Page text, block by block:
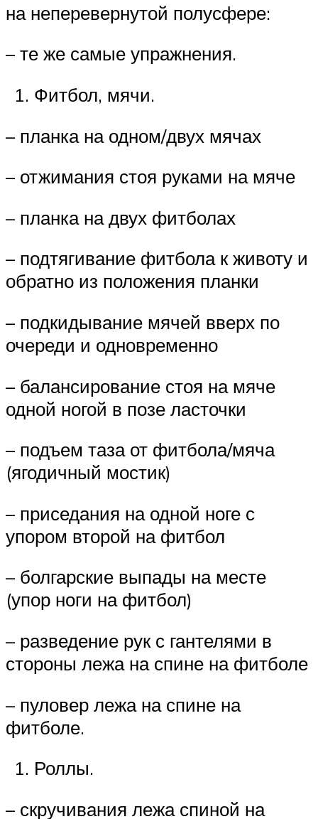
на неперевернутой полусфере:
– те же самые упражнения.
Фитбол, мячи.
– планка на одном/двух мячах
– отжимания стоя руками на мяче
– планка на двух фитболах
– подтягивание фитбола к животу и
обратно из положения планки
– подкидывание мячей вверх по
очереди и одновременно
– балансирование стоя на мяче
одной ногой в позе ласточки
– подъем таза от фитбола/мяча
(ягодичный мостик)
– приседания на одной ноге с
упором второй на фитбол
– болгарские выпады на месте
(упор ноги на фитбол)
– разведение рук с гантелями в
стороны лежа на спине на фитболе
– пуловер лежа на спине на
фитболе.
Роллы.
– скручивания лежа спиной на